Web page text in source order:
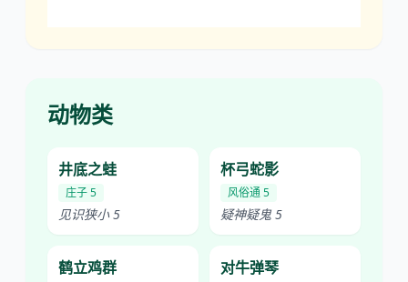
动物类
井底之蛙
庄子 5
见识狭小 5
杯弓蛇影
风俗通 5
疑神疑鬼 5
鹤立鸡群 对牛弹琴